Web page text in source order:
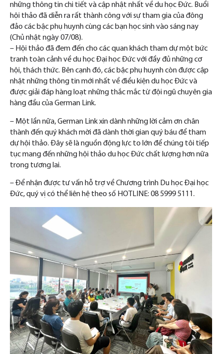
những thông tin chi tiết và cập nhật nhất về du học Đức. Buổi
hội thảo đã diễn ra rất thành công với sự tham gia của đông
đảo các bậc phụ huynh cùng các bạn học sinh vào sáng nay
(Chủ nhật ngày 07/08).
– Hội thảo đã đem đến cho các quan khách tham dự một bức
tranh toàn cảnh về du học Đại học Đức với đầy đủ những cơ
hội, thách thức. Bên cạnh đó, các bậc phụ huynh còn được cập
nhật những thông tin mới nhất về điều kiện du học Đức và
được giải đáp hàng loạt những thắc mắc từ đội ngũ chuyên gia
hàng đầu của German Link.
– Một lần nữa, German Link xin dành những lời cảm ơn chân
thành đến quý khách mời đã dành thời gian quý báu để tham
dự hội thảo. Đây sẽ là nguồn động lực to lớn để chúng tôi tiếp
tục mang đến những hội thảo du học Đức chất lượng hơn nữa
trong tương lai.
– Để nhận được tư vấn hỗ trợ về Chương trình Du học Đại học
Đức, quý vị có thể liên hệ theo số HOTLINE: 08 5999 5111.